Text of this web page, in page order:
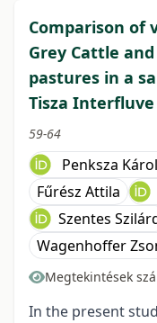
Comparison of
Grey Cattle
pastures in a
Tisza Interfluve
59-64
Penksza
Fűrész Attila
Szentes
Wagenhoffer
Megtekintések
In the present